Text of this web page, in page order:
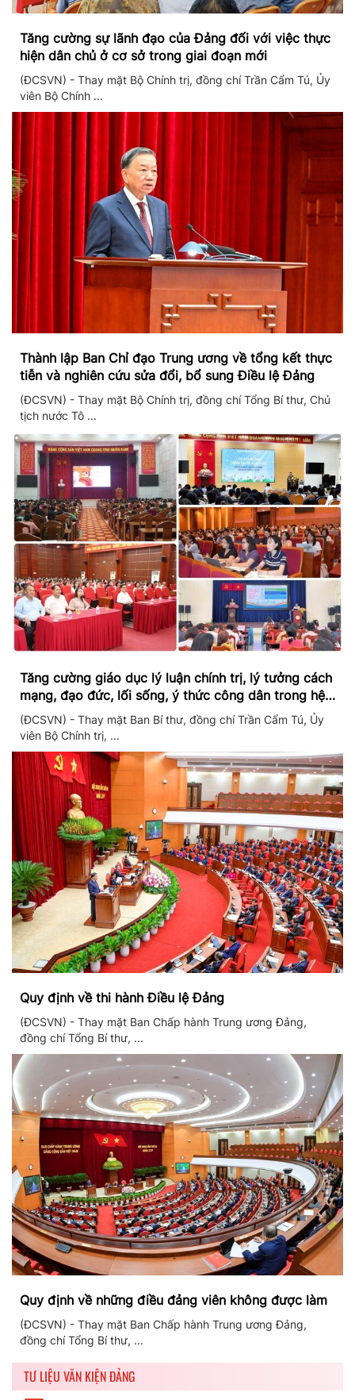
Tăng cường sự lãnh đạo của Đảng đối với việc thực
hiện dân chủ ở cơ sở trong giai đoạn mới
(ĐCSVN) - Thay mặt Bộ Chính trị, đồng chí Trần Cẩm Tú, Ủy
viên Bộ Chính ...
Thành lập Ban Chỉ đạo Trung ương về tổng kết thực
tiễn và nghiên cứu sửa đổi, bổ sung Điều lệ Đảng
(ĐCSVN) - Thay mặt Bộ Chính trị, đồng chí Tổng Bí thư, Chủ
tịch nước Tô ...
Tăng cường giáo dục lý luận chính trị, lý tưởng cách
mạng, đạo đức, lối sống, ý thức công dân trong hệ
thống giáo dục quốc dân
(ĐCSVN) - Thay mặt Ban Bí thư, đồng chí Trần Cẩm Tú, Ủy
viên Bộ Chính trị, ...
Quy định về thi hành Điều lệ Đảng
(ĐCSVN) - Thay mặt Ban Chấp hành Trung ương Đảng,
đồng chí Tổng Bí thư, ...
Quy định về những điều đảng viên không được làm
(ĐCSVN) - Thay mặt Ban Chấp hành Trung ương Đảng,
đồng chí Tổng Bí thư, ...
TƯ LIỆU VĂN KIỆN ĐẢNG